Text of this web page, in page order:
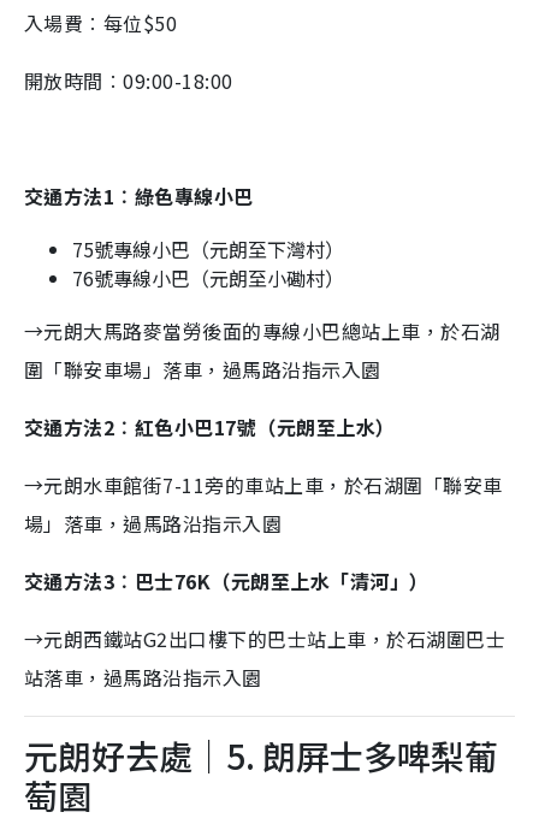
入場費︰每位$50
開放時間︰09:00-18:00
交通方法1︰綠色專線小巴
75號專線小巴（元朗至下灣村）
76號專線小巴（元朗至小磡村）
→元朗大馬路麥當勞後面的專線小巴總站上車，於石湖
圍「聯安車場」落車，過馬路沿指示入園
交通方法2︰紅色小巴17號（元朗至上水）
→元朗水車館街7-11旁的車站上車，於石湖圍「聯安車
場」落車，過馬路沿指示入園
交通方法3︰巴士76K（元朗至上水「清河」）
→元朗西鐵站G2出口樓下的巴士站上車，於石湖圍巴士
站落車，過馬路沿指示入園
元朗好去處｜5. 朗屏士多啤梨葡
萄園